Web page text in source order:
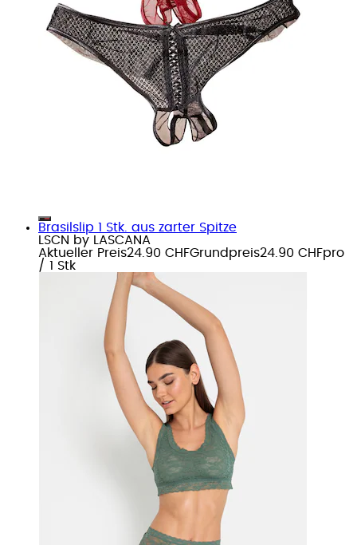
Brasilslip 1 Stk. aus zarter Spitze
LSCN by LASCANA
Aktueller Preis24.90 CHFGrundpreis24.90 CHFpro
/ 1 Stk